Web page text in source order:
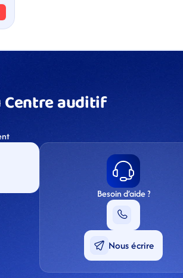
Centre auditif
Besoin d’aide ?
Nous écrire